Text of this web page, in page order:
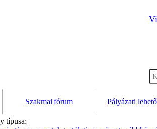
Szakmai fórum Pályázati
típusa: